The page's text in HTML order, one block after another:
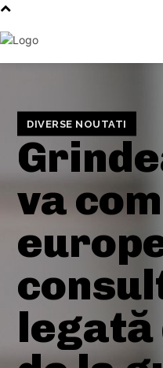
DIVERSE NOUTATI
va